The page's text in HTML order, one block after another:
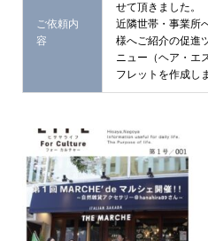
ご依頼内
容
せて頂きました。
近隣世帯・事業所
様へご紹介の促進
ニュー（ヘア・エ
フレットを作成し